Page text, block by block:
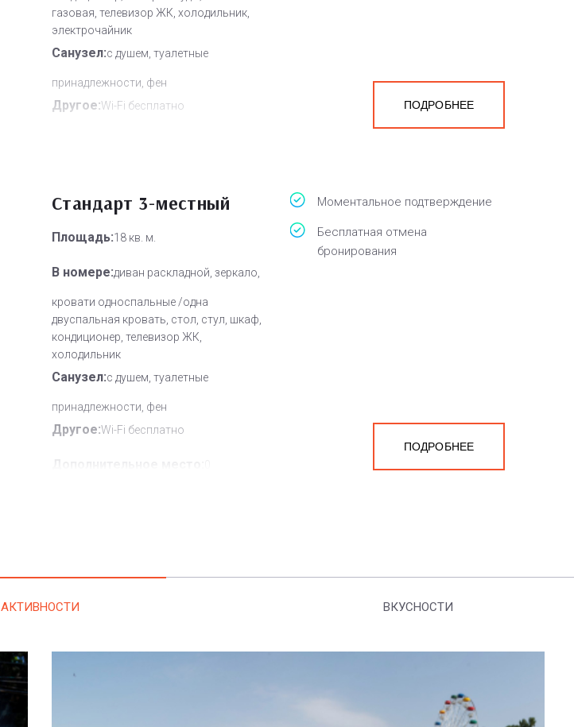
газовая, телевизор ЖК, холодильник,
электрочайник
Санузел:с душем, туалетные
принадлежности, фен
Другое:Wi-Fi бесплатно ПОДРОБНЕЕ
Стандарт 3-местный
Площадь:18 кв. м.
В номере:диван раскладной, зеркало,
кровати односпальные /одна
двуспальная кровать, стол, стул, шкаф,
кондиционер, телевизор ЖК,
холодильник
Санузел:с душем, туалетные
принадлежности, фен
Другое:Wi-Fi бесплатно
Моментальное подтверждение
Бесплатная отмена
бронирования
ПОДРОБНЕЕ
АКТИВНОСТИ ВКУСНОСТИ